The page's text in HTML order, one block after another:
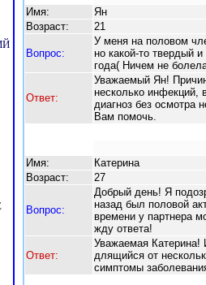
Имя:
Ян
Возраст:
21
Вопрос:
У меня на половом
но какой-то твердый
года( Ничем не
Ответ:
Уважаемый Ян!
несколько инфекций,
диагноз без осмотра
Вам помочь.
Имя:
Катерина
Возраст:
27
Вопрос:
Добрый день! Я
назад был половой
времени у партнера
жду ответа!
Ответ:
Уважаемая Катерина!
длящийся от
симптомы